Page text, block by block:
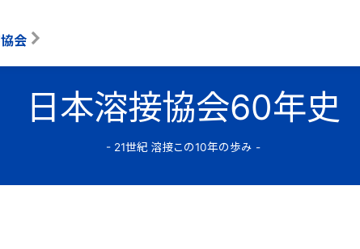
会
日本溶接協会60年史
- 21世紀 溶接この10年の歩み -